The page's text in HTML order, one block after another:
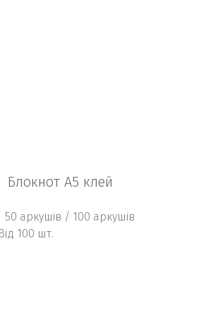
Блокнот А5 клей
аркушів / 100 аркушів
шт.